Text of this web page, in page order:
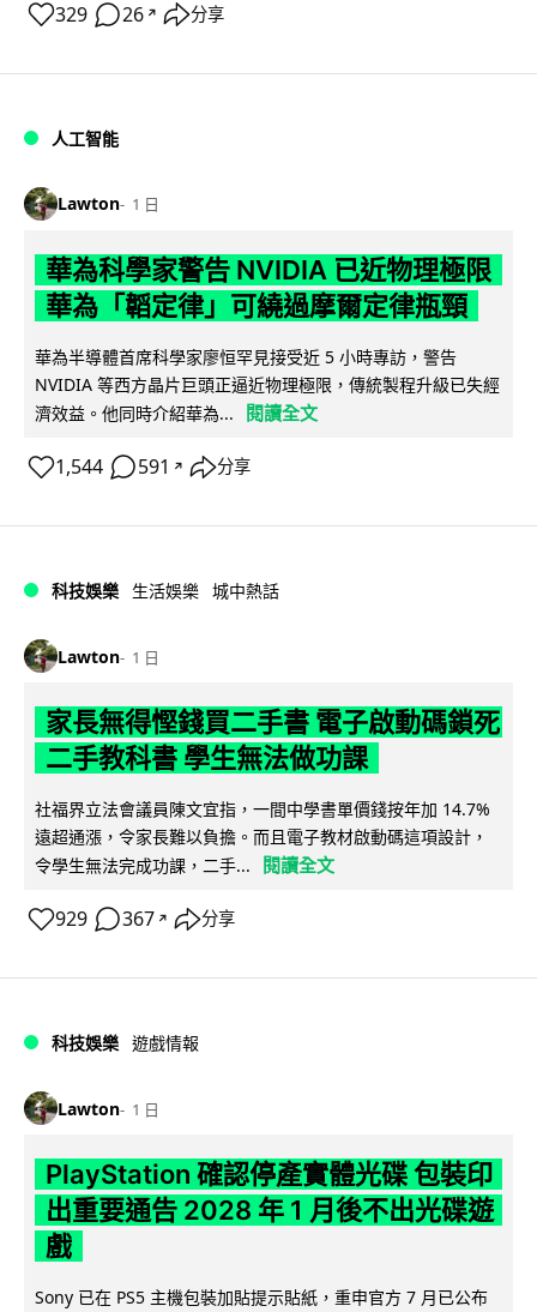
329 26 ↗ 分享
人工智能
Lawton 1 日
華為科學家警告 NVIDIA 已近物理極限
華為「韜定律」可繞過摩爾定律瓶頸
華為半導體首席科學家廖恒罕見接受近 5 小時專訪，警告
NVIDIA 等西方晶片巨頭正逼近物理極限，傳統製程升級已失經
濟效益。他同時介紹華為...
閱讀全文
1,544 591 ↗ 分享
科技娛樂 生活娛樂 城中熱話
Lawton 1 日
家長無得慳錢買二手書 電子啟動碼鎖死
二手教科書 學生無法做功課
社福界立法會議員陳文宜指，一間中學書單價錢按年加 14.7%
遠超通漲，令家長難以負擔。而且電子教材啟動碼這項設計，
令學生無法完成功課，二手...
閱讀全文
929 367 ↗ 分享
科技娛樂 遊戲情報
Lawton 1 日
PlayStation 確認停產實體光碟 包裝印
出重要通告 2028 年 1 月後不出光碟遊
戲
Sony 已在 PS5 主機包裝加貼提示貼紙，重申官方 7 月已公布